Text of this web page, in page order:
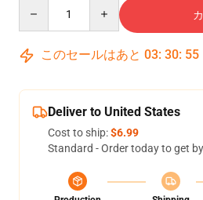
このセールはあと 03: 30: 54
Deliver to United States
Cost to ship:$6.99
Standard - Order today to get by